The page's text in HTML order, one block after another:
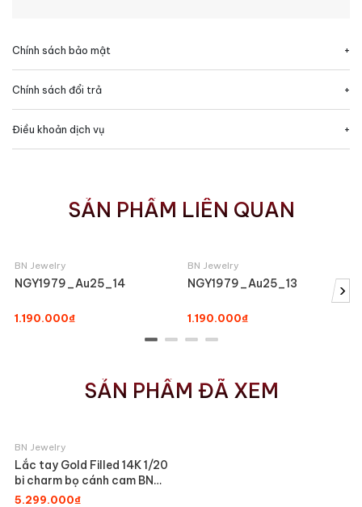
Chính sách bảo mật
Chính sách đổi trả
Điều khoản dịch vụ
SẢN PHẨM LIÊN QUAN
BN Jewelry
NGY1979_Au25_14
1.190.000₫
BN Jewelry
NGY1979_Au25_13
1.190.000₫
›
SẢN PHẨM ĐÃ XEM
BN Jewelry
Lắc tay Gold Filled 14K 1/20
bi charm bọ cánh cam BN
JEWELRY - LTY1861_EPT
5.299.000₫